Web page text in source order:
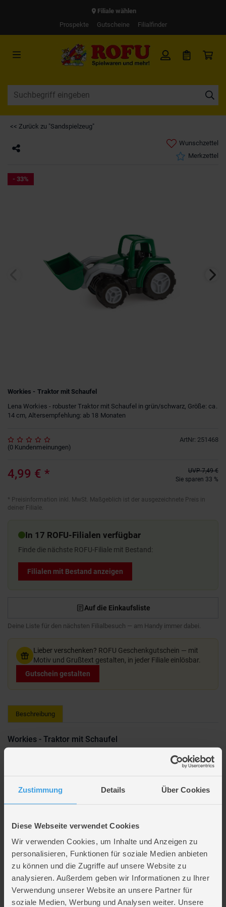
Zustimmung Details Über Cookies
Diese Webseite verwendet Cookies
Wir verwenden Cookies, um Inhalte und Anzeigen zu
personalisieren, Funktionen für soziale Medien anbieten
zu können und die Zugriffe auf unsere Website zu
analysieren. Außerdem geben wir Informationen zu Ihrer
Verwendung unserer Website an unsere Partner für
soziale Medien, Werbung und Analysen weiter. Unsere
Filiale wählen
Prospekte
Gutscheine Filialfinder
<< Zurück zu "Sandspielzeug"
Wunschzettel
Merkzettel
- 33%
Workies - Traktor mit Schaufel
Lena Workies - robuster Traktor mit Schaufel in grün/schwarz, Größe: ca.
14 cm, Altersempfehlung: ab 18 Monaten
ArtNr: 251468
(0 Kundenmeinungen)
4,99 € * UVP 7,49 €
Sie sparen 33 %
* Preisinformation inkl. MwSt. Maßgeblich ist der ausgezeichnete Preis in
deiner Filiale.
In 17 ROFU-Filialen verfügbar
Finde die nächste ROFU-Filiale mit Bestand:
Filialen mit Bestand anzeigen
Auf die Einkaufsliste
Deine Liste für den nächsten Filialbesuch — am Handy immer dabei.
Lieber verschenken? ROFU Geschenkgutschein — mit
Motiv und Grußtext gestalten, in jeder Filiale einlösbar.
Gutschein gestalten
Beschreibung
Workies - Traktor mit Schaufel
Rollenspiele auf dem Bauernhof!
mit hochwertig gummierten Reifen
Größe: ca. 14 cm
Altersempfehlung: ab 18 Monaten
Artikelmerkmale